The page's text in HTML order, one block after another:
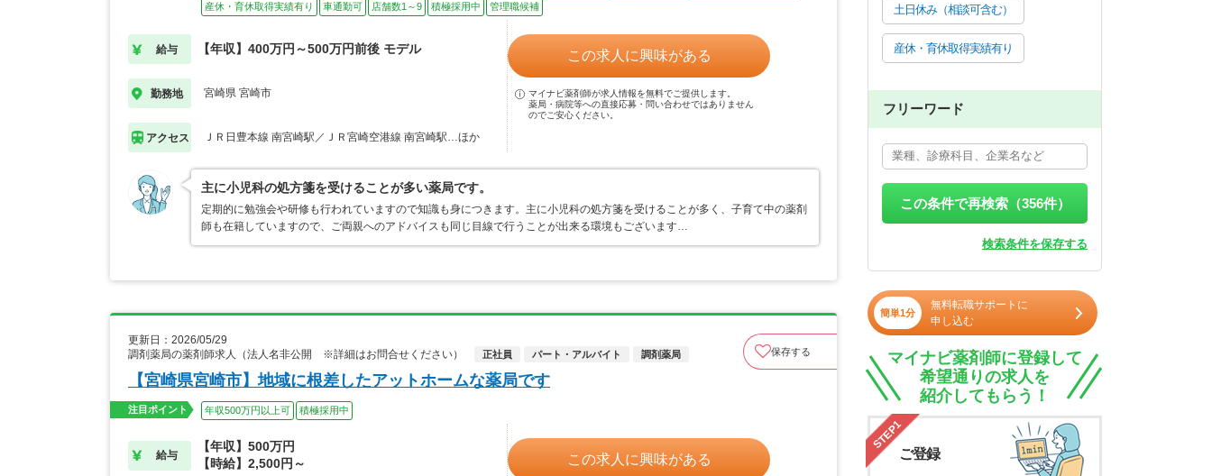
産休・育休取得実績有り
車通勤可 店舗数1～9 積極採用中 管理職候補
給与 【年収】400万円～500万円前後 モデル
勤務地 宮崎県 宮崎市
アクセス ＪＲ日豊本線 南宮崎駅／ＪＲ宮崎空港線 南宮崎駅…ほか
この求人に興味がある
マイナビ薬剤師が求人情報を無料でご提供します。
薬局・病院等への直接応募・問い合わせではありません
のでご安心ください。
主に小児科の処方箋を受けることが多い薬局です。
定期的に勉強会や研修も行われていますので知識も身につきます。主に小児科の処方箋を受けることが多く、子育て中の薬剤
師も在籍していますので、ご両親へのアドバイスも同じ目線で行うことが出来る環境もございます…
更新日：2026/05/29
調剤薬局の薬剤師求人（法人名非公開 ※詳細はお問合せください）
正社員 パート・アルバイト 調剤薬局 保存する
【宮崎県宮崎市】地域に根差したアットホームな薬局です
注目ポイント 年収500万円以上可 積極採用中
給与
【年収】500万円
【時給】2,500円～
この求人に興味がある
土日休み（相談可含む）
産休・育休取得実績有り
フリーワード
この条件で再検索（356件）
検索条件を保存する
簡単1分
無料転職サポートに
申し込む
マイナビ薬剤師に登録して
希望通りの求人を
紹介してもらう！
STEP1
ご登録